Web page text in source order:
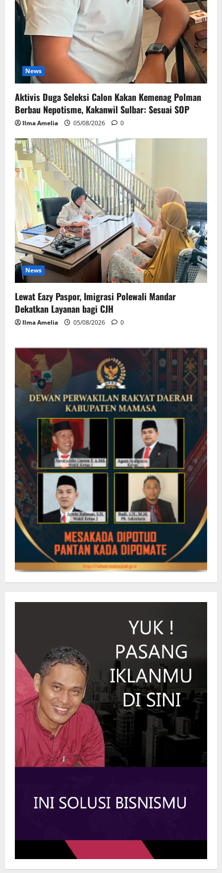
News
Aktivis Duga Seleksi Calon Kakan Kemenag Polman
Berbau Nepotisme, Kakanwil Sulbar: Sesuai SOP
Ilma Amelia 05/08/2026 0
News
Lewat Eazy Paspor, Imigrasi Polewali Mandar
Dekatkan Layanan bagi CJH
Ilma Amelia 05/08/2026 0